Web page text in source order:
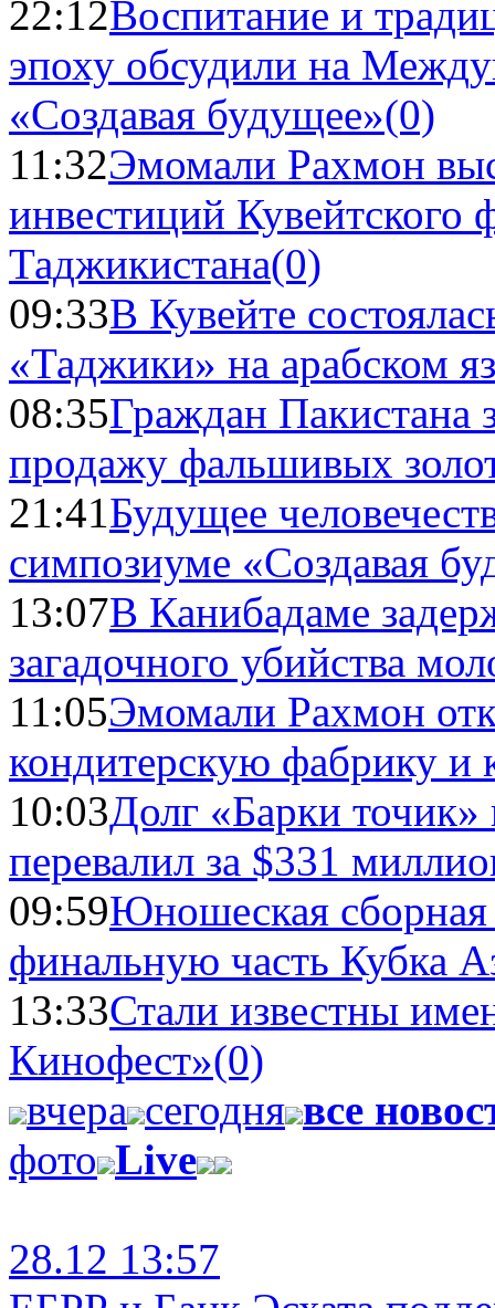
22:12Воспитание и
эпоху обсудили на
«Создавая будущее»(0)
11:32Эмомали Рахмон
инвестиций Кувейтского
Таджикистана(0)
09:33В Кувейте
«Таджики» на арабском
08:35Граждан Пакистана
продажу фальшивых
21:41Будущее
симпозиуме «Создавая
13:07В Канибадаме
загадочного убийства
11:05Эмомали Рахмон
кондитерскую фабрику и
10:03Долг «Барки
перевалил за $331
09:59Юношеская
финальную часть Кубка
13:33Стали известны
Кинофест»(0)
вчера сегодня все
фото Live
28.12 13:57